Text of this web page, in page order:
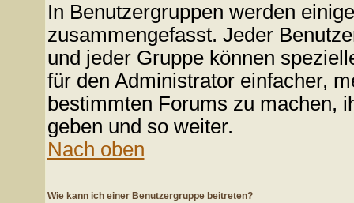
In Benutzergruppen werden
zusammengefasst. Jeder
und jeder Gruppe können
für den Administrator einfacher,
bestimmten Forums zu machen,
geben und so weiter.
Nach oben
Wie kann ich einer Benutzergruppe beitreten?